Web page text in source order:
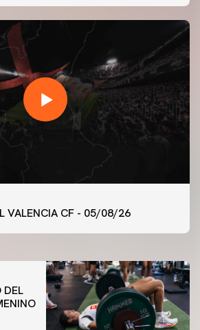
VALENCIA CF - 05/08/26
DEL VALENCIA CF
DEL